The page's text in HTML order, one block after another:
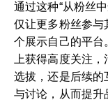
通过这种“从粉丝
仅让更多粉丝参与
个展示自己的平台
上获得高度关注
选拔，还是后续的
与讨论，从而提升